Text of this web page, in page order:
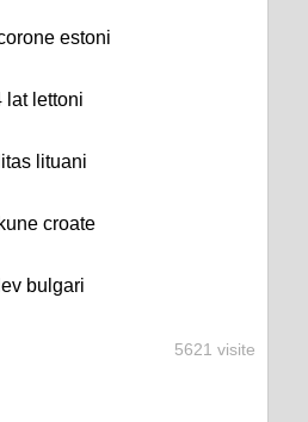
estoni
lat lettoni
lituani
croate
bulgari
5621 visite